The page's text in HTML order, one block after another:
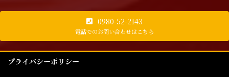
0980-52-2143
電話でのお問い合わせはこちら
プライバシーポリシー